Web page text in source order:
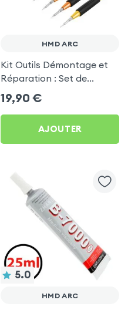
HMD ARC
Kit Outils Démontage et
Réparation : Set de
Tournevis, Spatule, Pince
courbée pour HMD Arc
19,90 €
AJOUTER
5.0
HMD ARC